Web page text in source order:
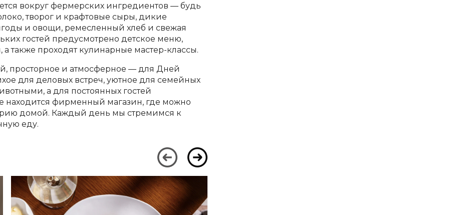
вокруг фермерских ингредиентов — будь
творог и крафтовые сыры, дикие
и овощи, ремесленный хлеб и свежая
гостей предусмотрено детское меню,
также проходят кулинарные мастер-классы.
просторное и атмосферное — для Дней
для деловых встреч, уютное для семейных
а для постоянных гостей
находится фирменный магазин, где можно
домой. Каждый день мы стремимся к
еду.